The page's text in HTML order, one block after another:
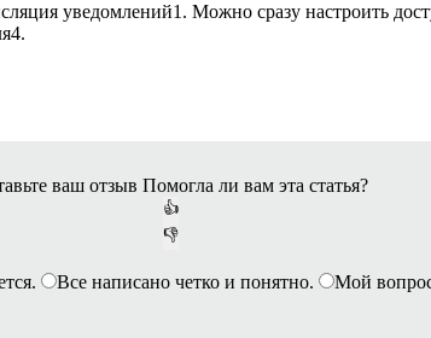
уведомлений1 . Можно сразу настроить
4.
ваш отзыв Помогла ли вам эта статья?
👍
👎
Все написано четко и понятно. Мой